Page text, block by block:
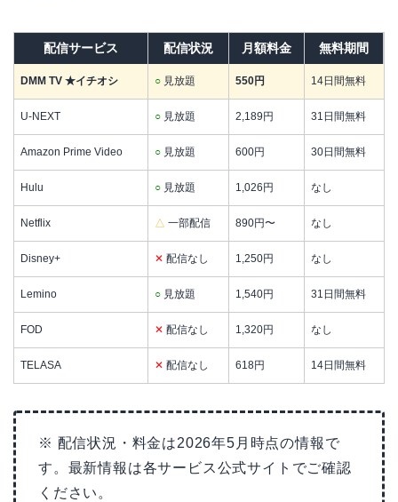
配信サービス 配信状況 月額料金 無料期間
DMM TV ★イチオシ ○ 見放題 550円 14日間無料
U-NEXT ○ 見放題 2,189円 31日間無料
Amazon Prime Video ○ 見放題 600円 30日間無料
Hulu ○ 見放題 1,026円 なし
Netflix △ 一部配信 890円〜 なし
Disney+ ✕ 配信なし 1,250円 なし
Lemino ○ 見放題 1,540円 31日間無料
FOD ✕ 配信なし 1,320円 なし
TELASA ✕ 配信なし 618円 14日間無料
※ 配信状況・料金は2026年5月時点の情報で
す。最新情報は各サービス公式サイトでご確認
ください。